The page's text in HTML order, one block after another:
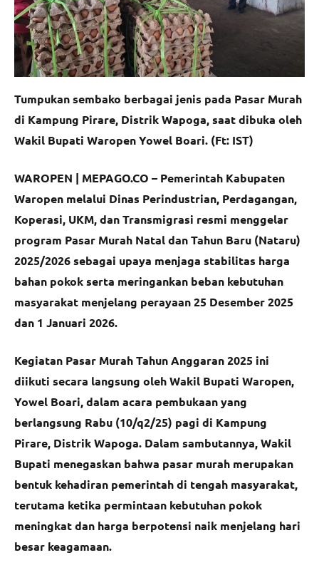
Tumpukan sembako berbagai jenis pada Pasar Murah
di Kampung Pirare, Distrik Wapoga, saat dibuka oleh
Wakil Bupati Waropen Yowel Boari. (Ft: IST)
WAROPEN | MEPAGO.CO – Pemerintah Kabupaten
Waropen melalui Dinas Perindustrian, Perdagangan,
Koperasi, UKM, dan Transmigrasi resmi menggelar
program Pasar Murah Natal dan Tahun Baru (Nataru)
2025/2026 sebagai upaya menjaga stabilitas harga
bahan pokok serta meringankan beban kebutuhan
masyarakat menjelang perayaan 25 Desember 2025
dan 1 Januari 2026.
Kegiatan Pasar Murah Tahun Anggaran 2025 ini
diikuti secara langsung oleh Wakil Bupati Waropen,
Yowel Boari, dalam acara pembukaan yang
berlangsung Rabu (10/q2/25) pagi di Kampung
Pirare, Distrik Wapoga. Dalam sambutannya, Wakil
Bupati menegaskan bahwa pasar murah merupakan
bentuk kehadiran pemerintah di tengah masyarakat,
terutama ketika permintaan kebutuhan pokok
meningkat dan harga berpotensi naik menjelang hari
besar keagamaan.